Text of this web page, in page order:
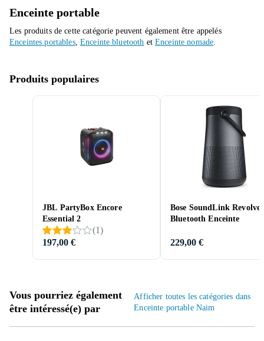
Enceinte portable
Les produits de cette catégorie peuvent également être appelés
Enceintes portables, Enceinte bluetooth etEnceinte nomade.
Produits populaires
JBL PartyBox Encore
Essential 2
(1)
197,00 €
Bose SoundLink
Bluetooth Enceinte
229,00 €
Vous pourriez également
être intéressé(e) par
Afficher toutes les catégories dans
Enceinte portable Naim